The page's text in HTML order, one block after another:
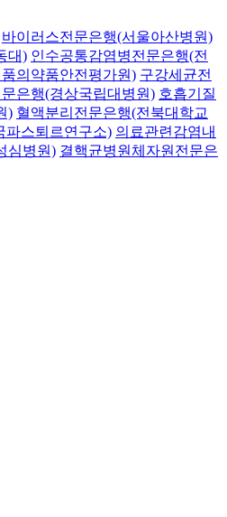
바이러스전문은행(서울아산병원)
대) 인수공통감염병전문은행(전
의약품안전평가원) 구강세균전
은행(경상국립대병원) 호흡기질
) 혈액분리전문은행(전북대학교
파스퇴르연구소) 의료관련감염내
심병원) 결핵균병원체자원전문은